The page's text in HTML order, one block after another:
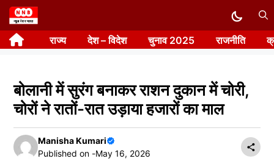
Skip
to
content राज्य देश – विदेश चुनाव 2025 राजनीति
बोलानी में सुरंग बनाकर राशन दुकान में चोरी,
चोरों ने रातों-रात उड़ाया हजारों का माल
Manisha Kumari
Published on -May 16, 2026